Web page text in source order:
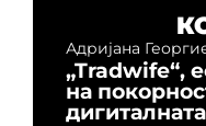
Адријана
„Tradwife“,
на